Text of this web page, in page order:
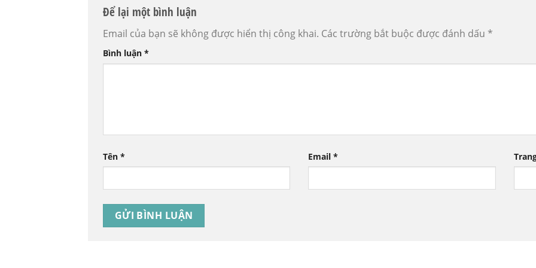
Để lại một bình luận
Email của bạn sẽ không được hiển thị công khai. Các trường bắt buộc được đánh dấu *
Bình luận *
Tên * Email*